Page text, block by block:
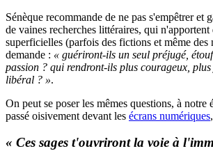
Sénèque recommande de ne pas s'empêtrer et
de vaines recherches littéraires, qui
superficielles (parfois des fictions et même des
demande : « guériront-ils un seul préjugé,
passion ? qui rendront-ils plus courageux, plus
libéral ? ».
On peut se poser les mêmes questions, à notre
passé oisivement devant les écrans numériques
« Ces sages t'ouvriront la voie à